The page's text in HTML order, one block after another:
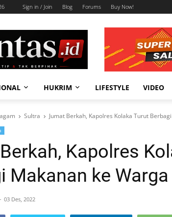
Sign in / Join Blog Forums Buy Now!
HUKRIM LIFESTYLE VIDEO
Sultra Jumat Berkah, Kapolres Kolaka Turut
Kapolres
Makanan ke Warga
03 Des, 2022